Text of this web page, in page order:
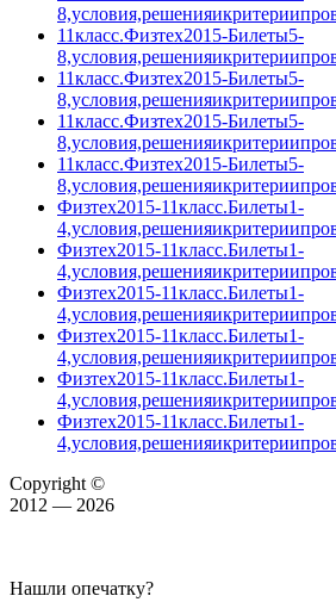
11класс.Физтех2015-Билеты5-
11класс.Физтех2015-Билеты5-
11класс.Физтех2015-Билеты5-
11класс.Физтех2015-Билеты5-
Физтех2015-11класс.Билеты1-
Физтех2015-11класс.Билеты1-
Физтех2015-11класс.Билеты1-
Физтех2015-11класс.Билеты1-
Физтех2015-11класс.Билеты1-
Физтех2015-11класс.Билеты1-
Copyright ©
2012 — 2026
Нашли опечатку?